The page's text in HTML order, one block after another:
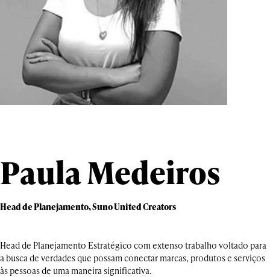
Paula Medeiros
Head de Planejamento, Suno United Creators
Head de Planejamento Estratégico com extenso trabalho voltado para
a busca de verdades que possam conectar marcas, produtos e serviços
às pessoas de uma maneira significativa.